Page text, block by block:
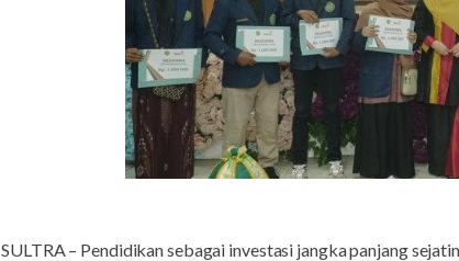
SULTRA – Pendidikan sebagai investasi jangka panjang